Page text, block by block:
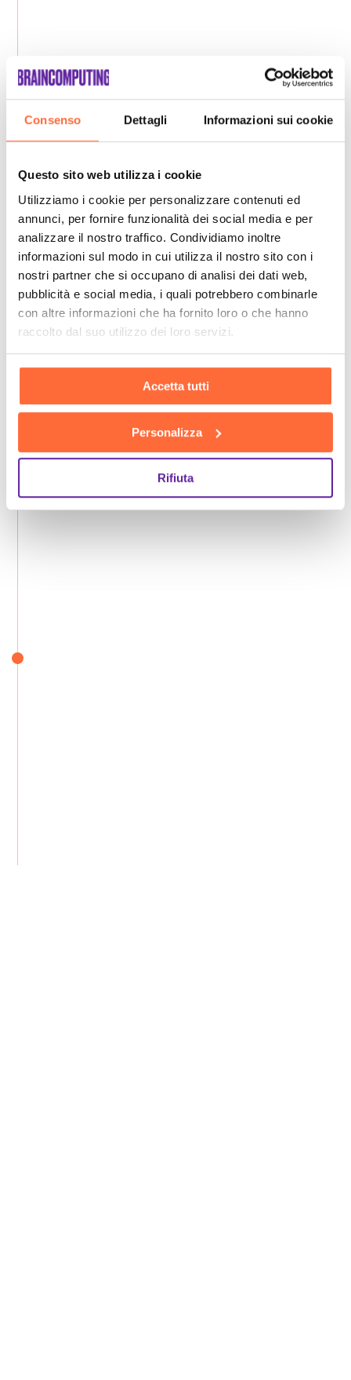
Consenso Dettagli Informazioni sui cookie
Questo sito web utilizza i cookie
Utilizziamo i cookie per personalizzare contenuti ed
annunci, per fornire funzionalità dei social media e per
analizzare il nostro traffico. Condividiamo inoltre
informazioni sul modo in cui utilizza il nostro sito con i
nostri partner che si occupano di analisi dei dati web,
pubblicità e social media, i quali potrebbero combinarle
con altre informazioni che ha fornito loro o che hanno
raccolto dal suo utilizzo dei loro servizi.
Accetta tutti
Personalizza
Rifiuta